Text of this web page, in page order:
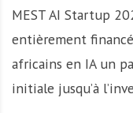
MEST AI Startup
entièrement
africains en IA un
initiale jusqu’à